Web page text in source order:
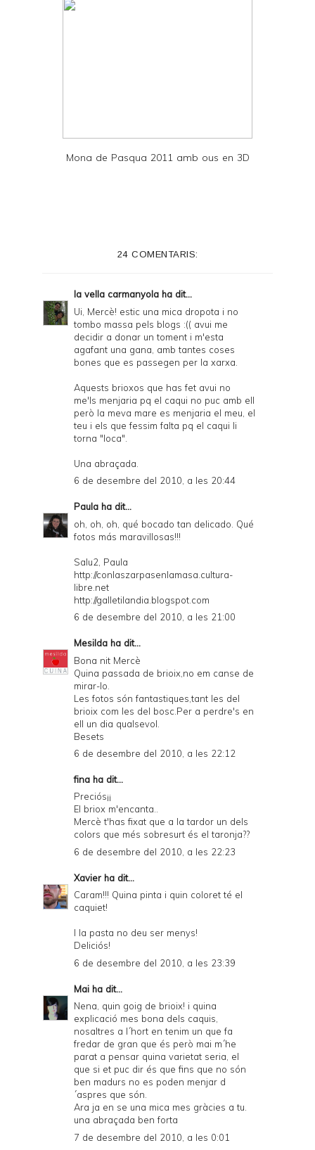
Mona de Pasqua 2011 amb ous en 3D
24 COMENTARIS:
la vella carmanyola ha dit...
Ui, Mercè! estic una mica dropota i no
tombo massa pels blogs :(( avui me
decidir a donar un toment i m'esta
agafant una gana, amb tantes coses
bones que es passegen per la xarxa.
Aquests brioxos que has fet avui no
me'ls menjaria pq el caqui no puc amb ell
però la meva mare es menjaria el meu, el
teu i els que fessim falta pq el caqui li
torna "loca".
Una abraçada.
6 de desembre del 2010, a les 20:44
Paula ha dit...
oh, oh, oh, qué bocado tan delicado. Qué
fotos más maravillosas!!!
Salu2, Paula
http://conlaszarpasenlamasa.cultura-
libre.net
http://galletilandia.blogspot.com
6 de desembre del 2010, a les 21:00
Mesilda ha dit...
Bona nit Mercè
Quina passada de brioix,no em canse de
mirar-lo.
Les fotos són fantastiques,tant les del
brioix com les del bosc.Per a perdre's en
ell un dia qualsevol.
Besets
6 de desembre del 2010, a les 22:12
fina ha dit...
Preciós¡¡
El briox m'encanta..
Mercè t'has fixat que a la tardor un dels
colors que més sobresurt és el taronja??
6 de desembre del 2010, a les 22:23
Xavier ha dit...
Caram!!! Quina pinta i quin coloret té el
caquiet!
I la pasta no deu ser menys!
Deliciós!
6 de desembre del 2010, a les 23:39
Mai ha dit...
Nena, quin goig de brioix! i quina
explicació mes bona dels caquis,
nosaltres a l´hort en tenim un que fa
fredar de gran que és però mai m´he
parat a pensar quina varietat seria, el
que si et puc dir és que fins que no són
ben madurs no es poden menjar d
´aspres que són.
Ara ja en se una mica mes gràcies a tu.
una abraçada ben forta
7 de desembre del 2010, a les 0:01